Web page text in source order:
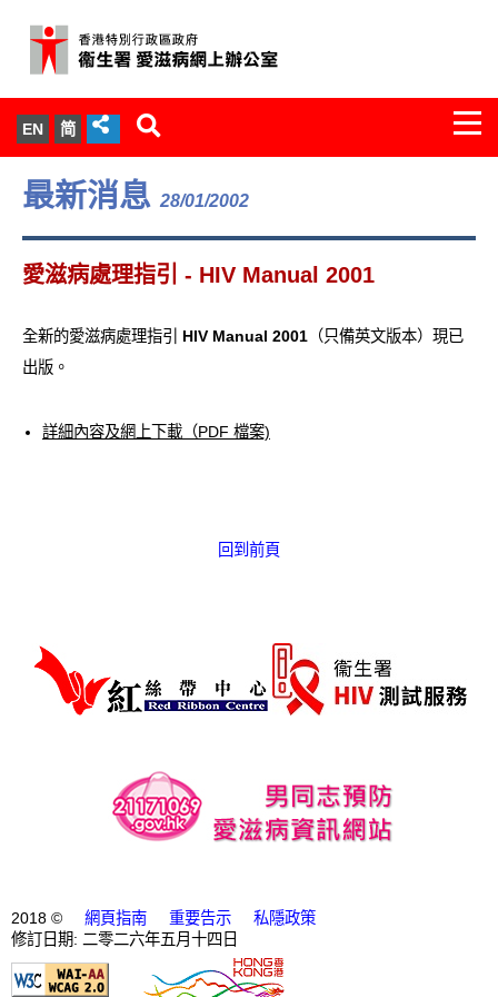
EN 简
關於我們
服務範圍
最新消息 28/01/2002
愛滋病處理指引 - HIV Manual 2001
全新的愛滋病處理指引 HIV Manual 2001 （只備英文版本）現已
出版。
詳細內容及網上下載（PDF 檔案)
回到前頁
2018 © 網頁指南 重要告示
私隱政策
修訂日期: 二零二六年五月十四日